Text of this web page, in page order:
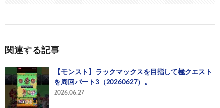
関連する記事
【モンスト】ラックマックスを目指して極クエスト
を周回パート3（20260627）。
2026.06.27